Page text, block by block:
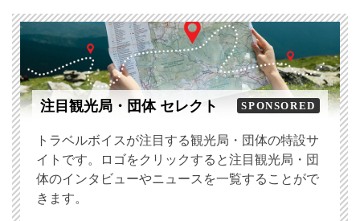
注目観光局・団体 セレクト SPONSORED
トラベルボイスが注目する観光局・団体の特設サ
イトです。ロゴをクリックすると注目観光局・団
体のインタビューやニュースを一覧することがで
きます。